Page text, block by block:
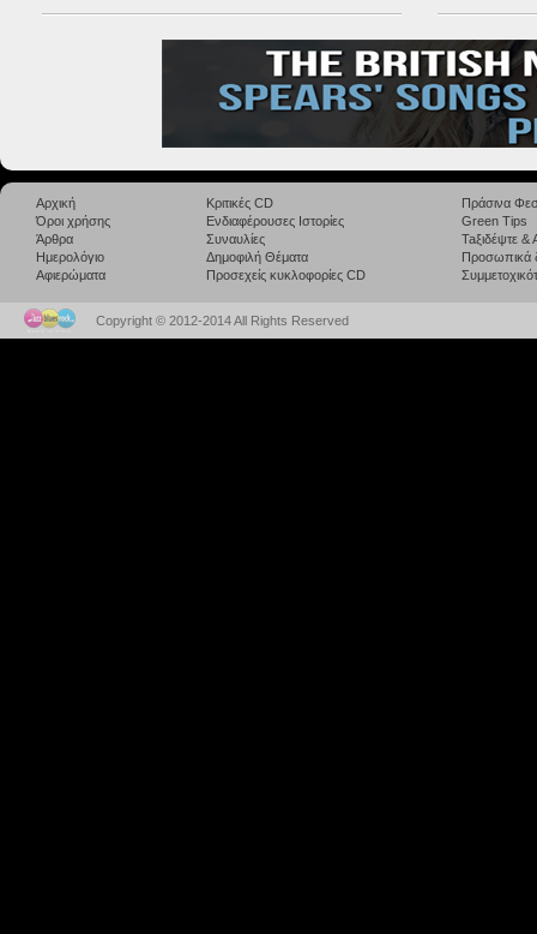
Αρχική
Όροι χρήσης
Άρθρα
Ημερολόγιο
Αφιερώματα
Κριτικές CD
Ενδιαφέρουσες Ιστορίες
Συναυλίες
Δημοφιλή Θέματα
Προσεχείς κυκλοφορίες CD
Πράσινα
Green Tips
Taξιδέψτε
Προσωπικά
Copyright © 2012-2014 All Rights Reserved